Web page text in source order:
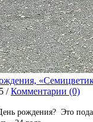
/Комментарии (0)
рождения? Это